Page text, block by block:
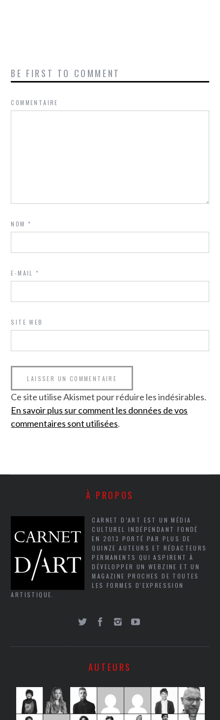
BE FIRST TO COMMENT
COMMENTAIRE
NOM*
E-MAIL*
SITE WEB
Ce site utilise Akismet pour réduire les indésirables.
En savoir plus sur comment les données de vos
commentaires sont utilisées.
À PROPOS
CARNET D’ART EST UN MÉDIA
CULTUREL INDÉPENDANT FONDÉ
EN 2013 PORTÉ PAR PLUS DE
QUINZE AUTEURS ET RÉDACTEURS
PERMANENTS QUI ASPIRENT À
DÉVELOPPER UN WEBZINE ET UN
MAGAZINE PROCHES DE TOUTES
LES FORMES D'EXPRESSION
ARTISTIQUE.
AUTEURS